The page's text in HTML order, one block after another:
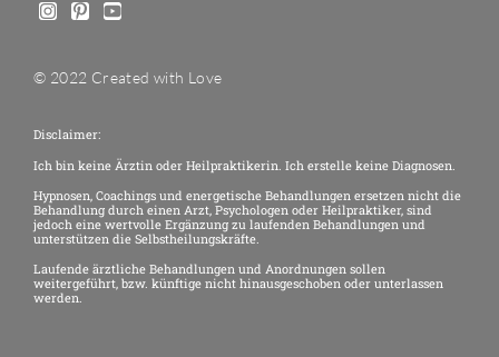
© 2022 Created with Love
Disclaimer:
Ich bin keine Ärztin oder Heilpraktikerin. Ich erstelle keine Diagnosen.
Hypnosen, Coachings und energetische Behandlungen ersetzen nicht die
Behandlung durch einen Arzt, Psychologen oder Heilpraktiker, sind
jedoch eine wertvolle Ergänzung zu laufenden Behandlungen und
unterstützen die Selbstheilungskräfte.
Laufende ärztliche Behandlungen und Anordnungen sollen
weitergeführt, bzw. künftige nicht hinausgeschoben oder unterlassen
werden.